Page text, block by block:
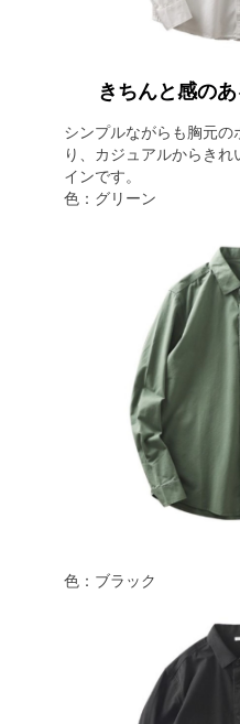
きちんと感の
シンプルながらも胸元
り、カジュアルからき
インです。
色：グリーン
色：ブラック